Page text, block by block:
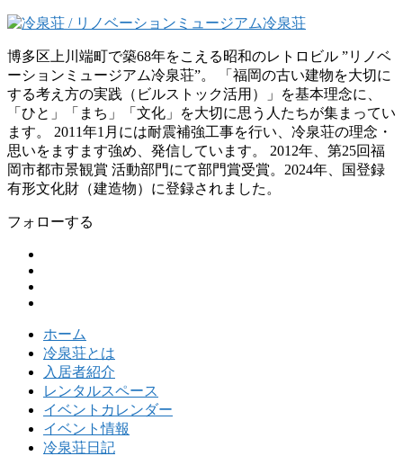
博多区上川端町で築68年をこえる昭和のレトロビル ”リノベ
ーションミュージアム冷泉荘”。 「福岡の古い建物を大切に
する考え方の実践（ビルストック活用）」を基本理念に、
「ひと」「まち」「文化」を大切に思う人たちが集まってい
ます。 2011年1月には耐震補強工事を行い、冷泉荘の理念・
思いをますます強め、発信しています。 2012年、第25回福
岡市都市景観賞 活動部門にて部門賞受賞。2024年、国登録
有形文化財（建造物）に登録されました。
フォローする
ホーム
冷泉荘とは
入居者紹介
レンタルスペース
イベントカレンダー
イベント情報
冷泉荘日記